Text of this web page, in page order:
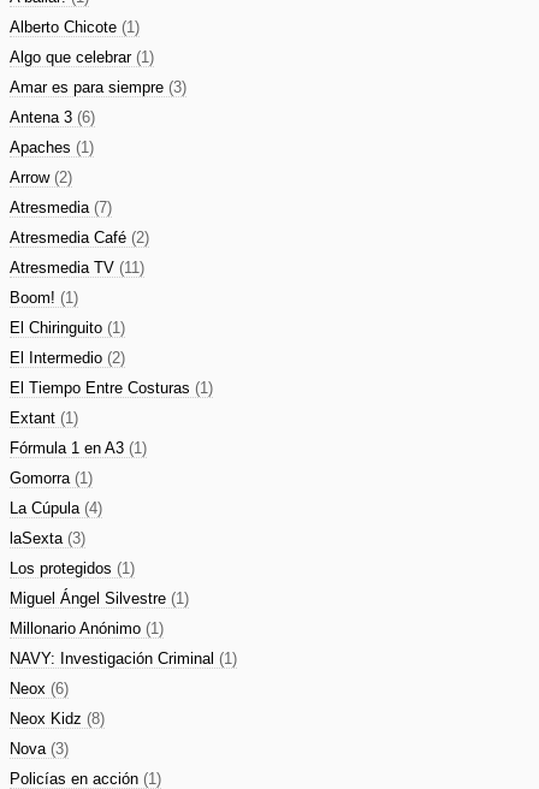
Alberto Chicote (1)
Algo que celebrar (1)
Amar es para siempre (3)
Antena 3 (6)
Apaches (1)
Arrow (2)
Atresmedia (7)
Atresmedia Café (2)
Atresmedia TV (11)
Boom! (1)
El Chiringuito (1)
El Intermedio (2)
El Tiempo Entre Costuras (1)
Extant (1)
Fórmula 1 en A3 (1)
Gomorra (1)
La Cúpula (4)
laSexta (3)
Los protegidos (1)
Miguel Ángel Silvestre (1)
Millonario Anónimo (1)
NAVY: Investigación Criminal (1)
Neox (6)
Neox Kidz (8)
Nova (3)
Policías en acción (1)